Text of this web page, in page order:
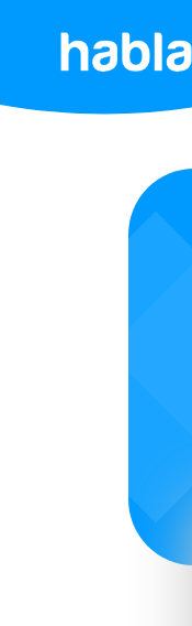
Accueil